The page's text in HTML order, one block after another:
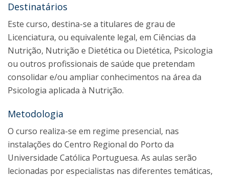
Destinatários
Este curso, destina-se a titulares de grau de
Licenciatura, ou equivalente legal, em Ciências da
Nutrição, Nutrição e Dietética ou Dietética, Psicologia
ou outros profissionais de saúde que pretendam
consolidar e/ou ampliar conhecimentos na área da
Psicologia aplicada à Nutrição.
Metodologia
O curso realiza-se em regime presencial, nas
instalações do Centro Regional do Porto da
Universidade Católica Portuguesa. As aulas serão
lecionadas por especialistas nas diferentes temáticas,